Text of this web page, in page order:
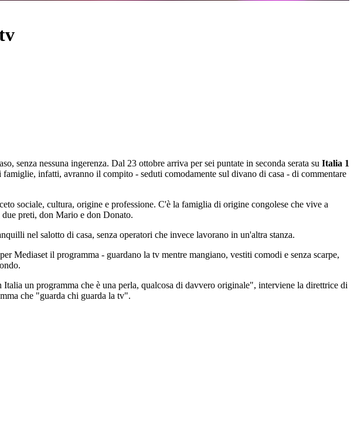
senza nessuna ingerenza. Dal 23 ottobre arriva per sei puntate in seconda serata su Italia 1
infatti, avranno il compito - seduti comodamente sul divano di casa - di commentare
sociale, cultura, origine e professione. C'è la famiglia di origine congolese che vive a
preti, don Mario e don Donato.
nel salotto di casa, senza operatori che invece lavorano in un'altra stanza.
Mediaset il programma - guardano la tv mentre mangiano, vestiti comodi e senza scarpe,
un programma che è una perla, qualcosa di davvero originale", interviene la direttrice di
che "guarda chi guarda la tv".